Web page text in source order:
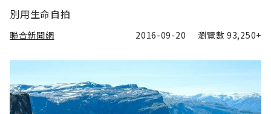
別用生命自拍
聯合新聞網 2016-09-20 瀏覽數93,250+